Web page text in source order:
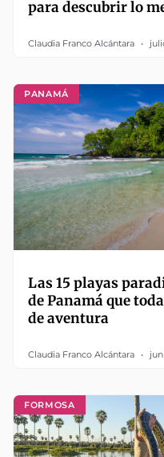
para descubrir lo
Claudia Franco Alcántara
PANAMÁ
Las 15 playas
de Panamá que
de aventura
Claudia Franco Alcántara
FORMOSA